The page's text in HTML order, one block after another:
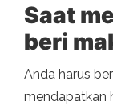
Saat
beri
Anda harus
mendapatkan